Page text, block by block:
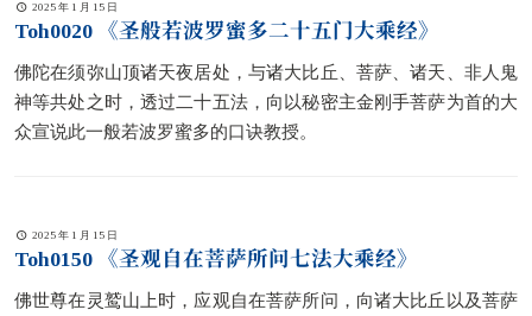
2025 年 1 月 15 日
Toh0020 《圣般若波罗蜜多二十五门大乘经》
佛陀在须弥山顶诸天夜居处，与诸大比丘、菩萨、诸天、非人鬼
神等共处之时，透过二十五法，向以秘密主金刚手菩萨为首的大
众宣说此一般若波罗蜜多的口诀教授。
2025 年 1 月 15 日
Toh0150 《圣观自在菩萨所问七法大乘经》
佛世尊在灵鹫山上时，应观自在菩萨所问，向诸大比丘以及菩萨